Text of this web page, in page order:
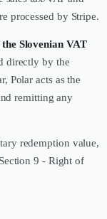
processed by Stripe.
Slovenian VAT
directly by the
Polar acts as the
remitting any
redemption value,
9 - Right of